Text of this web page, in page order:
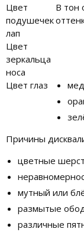
Цвет
подушечек
лап
В тон
Цвет
зеркальца
носа
Цвет глаз
Причины
цветные
мутный или
размытые
различные